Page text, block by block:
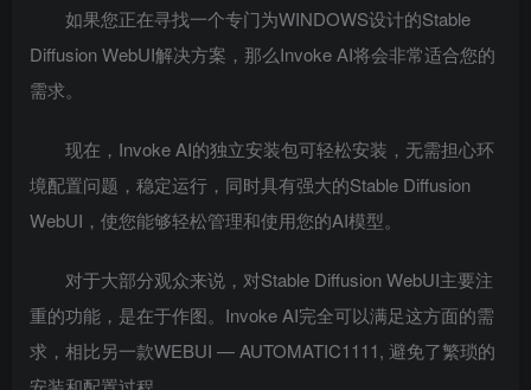
如果您正在寻找一个专门为WINDOWS设计的Stable
Diffusion WebUI解决方案，那么Invoke AI将会非常适合您的
需求。
现在，Invoke AI的独立安装包可轻松安装，无需担心环
境配置问题，稳定运行，同时具有强大的Stable Diffusion
WebUI，使您能够轻松管理和使用您的AI模型。
对于大部分观众来说，对Stable Diffusion WebUI主要注
重的功能，是在于作图。Invoke AI完全可以满足这方面的需
求，相比另一款WEBUI — AUTOMATIC1111, 避免了繁琐的